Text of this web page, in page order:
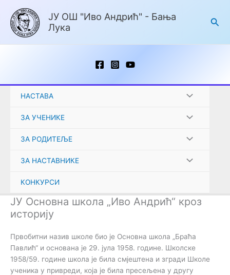
садржај
ЈУ ОШ "Иво Андрић" - Бања
Лука
НАСТАВА
ЗА УЧЕНИКЕ
ЗА РОДИТЕЉЕ
ЗА НАСТАВНИКЕ
КОНКУРСИ
ЈУ Основна школа „Иво Андрић“ кроз
историју
Првобитни назив школе био је Основна школа „Браћа
Павлић“ и основана је 29. јула 1958. године. Школске
1958/59. године школа је била смјештена и згради Школе
ученика у привреди, која је била пресељена у другу